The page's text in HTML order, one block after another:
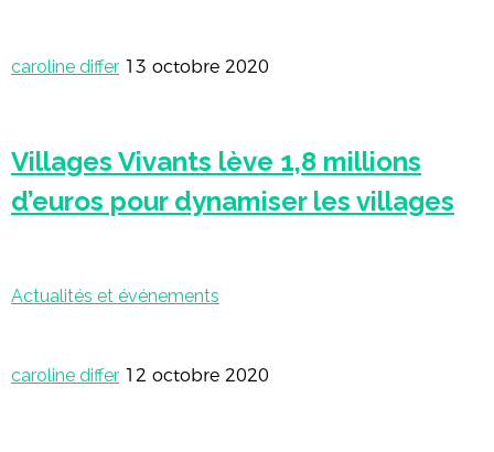
caroline differ 13 octobre 2020
Villages Vivants lève 1,8 millions
d’euros pour dynamiser les villages
Actualités et événements
caroline differ 12 octobre 2020